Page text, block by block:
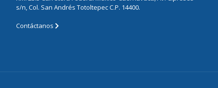
s/n, Col. San Andrés Totoltepec C.P. 14400.
Contáctanos